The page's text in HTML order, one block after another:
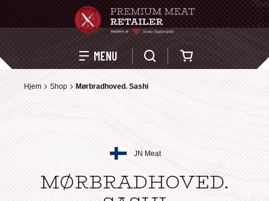
MENU
Hjem Shop Mørbradhoved. Sashi
Hjem Shop Mørbradhoved. Sashi
JN Meat
MØRBRADHOVED.